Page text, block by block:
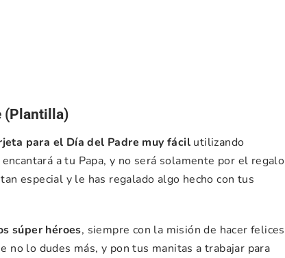
(Plantilla)
para el Día del Padre muy fácil utilizando
a tu Papa, y no será solamente por el regalo
especial y le has regalado algo hecho con tus
súper héroes, siempre con la misión de hacer felices
no lo dudes más, y pon tus manitas a trabajar para